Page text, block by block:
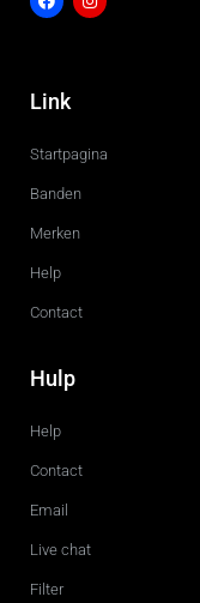
c
e
o
g
r
Link
Startpagina
Banden
Merken
Help
Contact
Hulp
Help
Contact
Email
Live chat
Filter